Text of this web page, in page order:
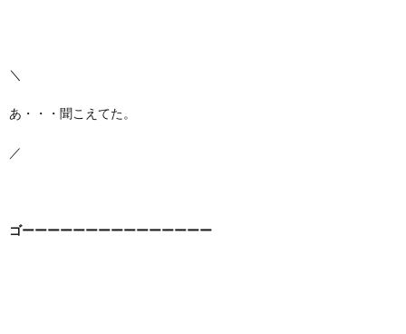
＼
あ・・・聞こえてた。
／
ゴーーーーーーーーーーーーーーー